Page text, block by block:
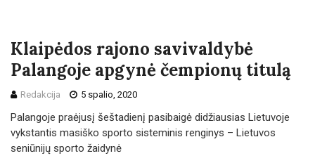
Klaipėdos rajono savivaldybė
Palangoje apgynė čempionų titulą
Redakcija 5 spalio, 2020
Palangoje praėjusį šeštadienį pasibaigė didžiausias Lietuvoje
vykstantis masiško sporto sisteminis renginys – Lietuvos
seniūnijų sporto žaidynė